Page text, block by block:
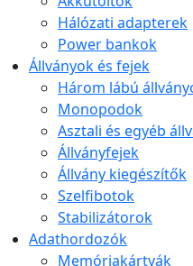
Hálózati adapterek
Power bankok
Állványok és fejek
Három lábú
Monopodok
Asztali és egyéb
Állványfejek
Állvány kiegészítők
Szelfibotok
Stabilizátorok
Adathordozók
Memóriakártyák